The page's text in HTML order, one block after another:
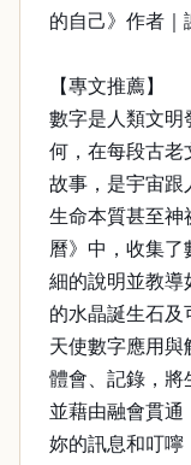
的自己》作者｜
【專文推薦】
數字是人類文明
何，在每段古老
故事，是宇宙跟
生命本質甚至神
曆》中，收集
細的說明並教導
的水晶誕生石及
天使數字應用與
體會、記錄，將
並藉由融會貫通
妳的訊息和叮嚀